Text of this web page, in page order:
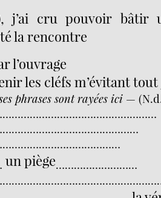
j’ai cru pouvoir bâtir
la rencontre
l’ouvrage
les cléfs m’évitant tout
phrases sont rayées ici —
un piège………………………